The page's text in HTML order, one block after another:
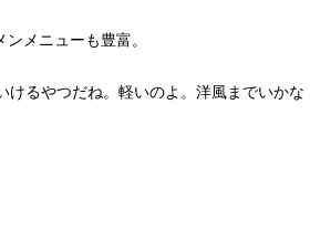
メニューも豊富。
るやつだね。軽いのよ。洋風までいかな